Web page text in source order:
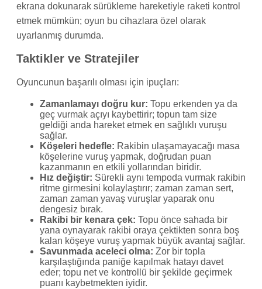
ekrana dokunarak sürükleme hareketiyle raketi kontrol
etmek mümkün; oyun bu cihazlara özel olarak
uyarlanmış durumda.
Taktikler ve Stratejiler
Oyuncunun başarılı olması için ipuçları:
Zamanlamayı doğru kur: Topu erkenden ya da
geç vurmak açıyı kaybettirir; topun tam size
geldiği anda hareket etmek en sağlıklı vuruşu
sağlar.
Köşeleri hedefle: Rakibin ulaşamayacağı masa
köşelerine vuruş yapmak, doğrudan puan
kazanmanın en etkili yollarından biridir.
Hız değiştir: Sürekli aynı tempoda vurmak rakibin
ritme girmesini kolaylaştırır; zaman zaman sert,
zaman zaman yavaş vuruşlar yaparak onu
dengesiz bırak.
Rakibi bir kenara çek: Topu önce sahada bir
yana oynayarak rakibi oraya çektikten sonra boş
kalan köşeye vuruş yapmak büyük avantaj sağlar.
Savunmada aceleci olma: Zor bir topla
karşılaştığında paniğe kapılmak hatayı davet
eder; topu net ve kontrollü bir şekilde geçirmek
puanı kaybetmekten iyidir.